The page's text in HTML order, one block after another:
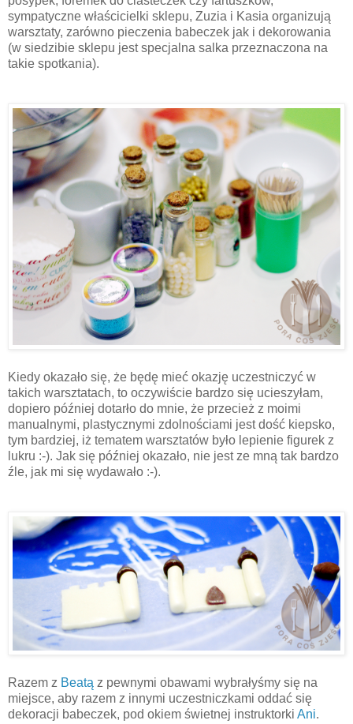
sympatyczne właścicielki sklepu, Zuzia i Kasia organizują
warsztaty, zarówno pieczenia babeczek jak i dekorowania
(w siedzibie sklepu jest specjalna salka przeznaczona na
takie spotkania).
Kiedy okazało się, że będę mieć okazję uczestniczyć w
takich warsztatach, to oczywiście bardzo się ucieszyłam,
dopiero później dotarło do mnie, że przecież z moimi
manualnymi, plastycznymi zdolnościami jest dość kiepsko,
tym bardziej, iż tematem warsztatów było lepienie figurek z
lukru :-). Jak się później okazało, nie jest ze mną tak bardzo
źle, jak mi się wydawało :-).
Razem z Beatą z pewnymi obawami wybrałyśmy się na
miejsce, aby razem z innymi uczestniczkami oddać się
dekoracji babeczek, pod okiem świetnej instruktorki Ani.